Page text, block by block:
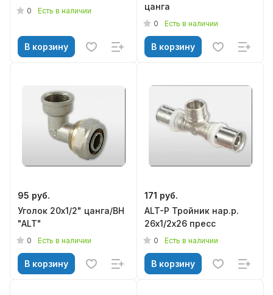
0 Есть в наличии
В корзину
цанга
0 Есть в наличии
В корзину
95 руб.
Уголок 20х1/2" цанга/ВН
"ALT"
0 Есть в наличии
В корзину
171 руб.
ALT-P Тройник нар.р.
26х1/2х26 пресс
0 Есть в наличии
В корзину